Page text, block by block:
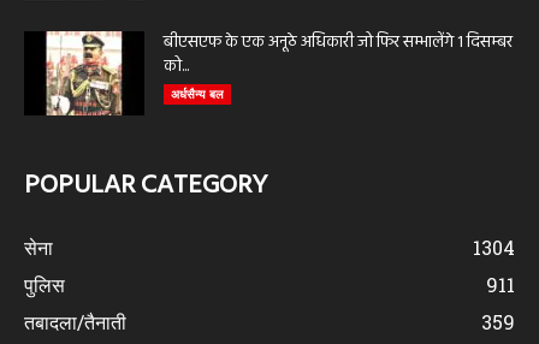
बीएसएफ के एक अनूठे अधिकारी जो फिर सम्भालेंगे 1 दिसम्बर
को...
अर्धसैन्य बल
POPULAR CATEGORY
सेना
1304
पुलिस
911
तबादला/तैनाती
359